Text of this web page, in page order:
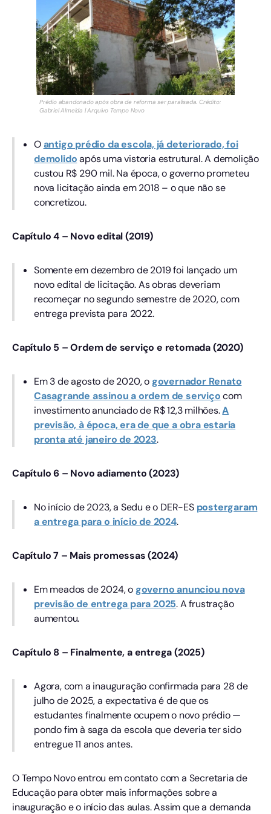
Prédio abandonado após obra de reforma ser paralisada. Crédito:
Gabriel Almeida | Arquivo Tempo Novo
Oantigo prédio da escola, já deteriorado, foi
demolidoapós uma vistoria estrutural. A demolição
custou R$ 290 mil. Na época, o governo prometeu
nova licitação ainda em 2018 – o que não se
concretizou.
Capítulo 4 – Novo edital (2019)
Somente em dezembro de 2019 foi lançado um
novo edital de licitação. As obras deveriam
recomeçar no segundo semestre de 2020, com
entrega prevista para 2022.
Capítulo 5 – Ordem de serviço e retomada (2020)
Em 3 de agosto de 2020, o governador Renato
Casagrande assinou a ordem de serviçocom
investimento anunciado de R$ 12,3 milhões.A
previsão, à época, era de que a obra estaria
pronta até janeiro de 2023.
Capítulo 6 – Novo adiamento (2023)
No início de 2023, a Sedu e o DER-ES postergaram
a entrega para o início de 2024.
Capítulo 7 – Mais promessas (2024)
Em meados de 2024, o governo anunciou nova
previsão de entrega para 2025. A frustração
aumentou.
Capítulo 8 – Finalmente, a entrega (2025)
Agora, com a inauguração confirmada para 28 de
julho de 2025, a expectativa é de que os
estudantes finalmente ocupem o novo prédio —
pondo fim à saga da escola que deveria ter sido
entregue 11 anos antes.
O Tempo Novo entrou em contato com a Secretaria de
Educação para obter mais informações sobre a
inauguração e o início das aulas. Assim que a demanda